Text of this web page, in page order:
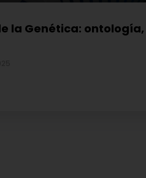
la Genética: